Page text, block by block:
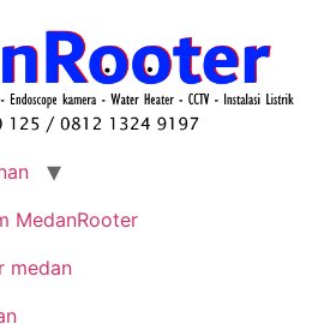
MedanRooter
medan